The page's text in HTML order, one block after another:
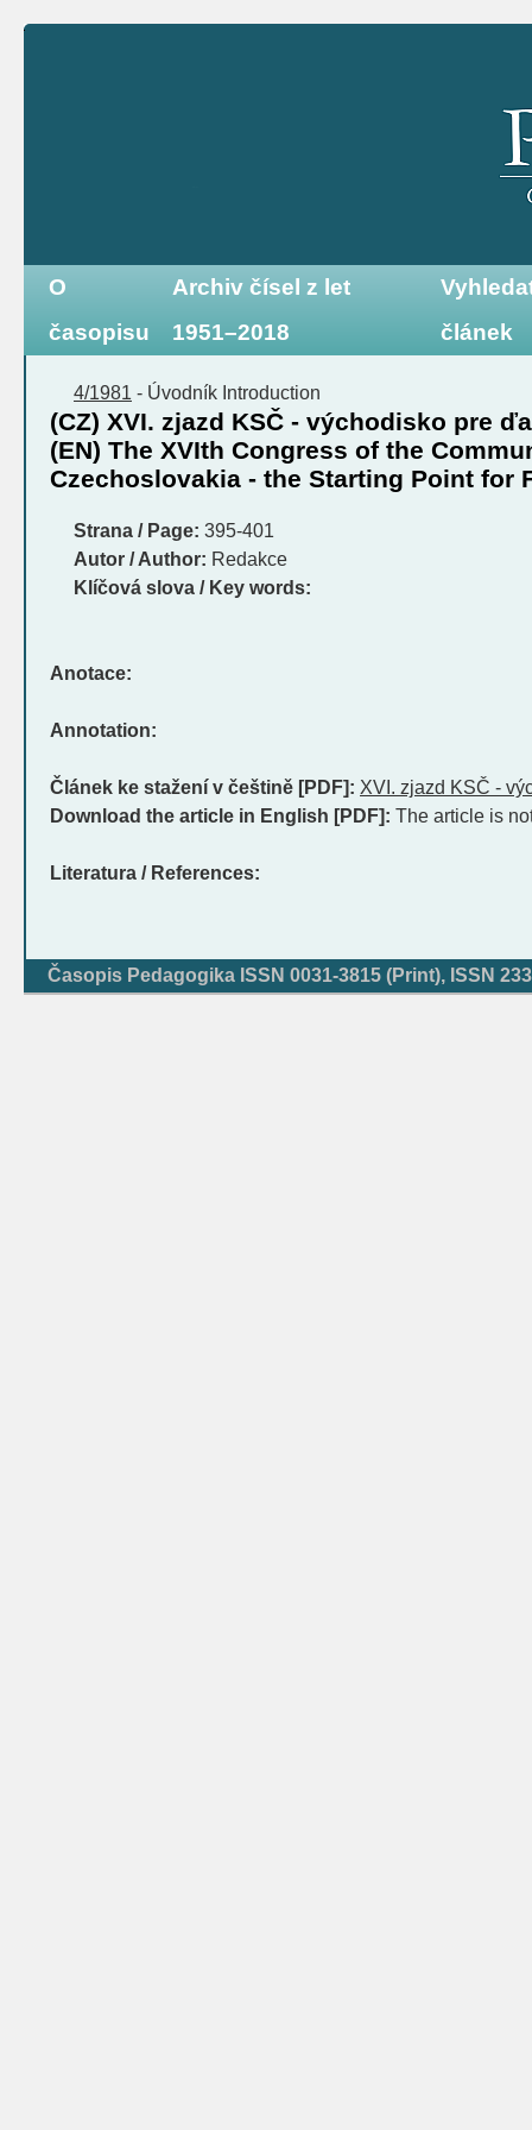
O
časopisu
Archiv čísel z let
1951–2018
článek
4/1981 - Úvodník Introduction
(CZ) XVI. zjazd KSČ - východisko pre
(EN) The XVIth Congress of the
Czechoslovakia - the Starting Point for
Strana / Page: 395-401
Autor / Author: Redakce
Klíčová slova / Key words:
Anotace:
Annotation:
Článek ke stažení v češtině [PDF]: XVI. zjazd KSČ -
Download the article in English [PDF]: The article is
Literatura / References:
Časopis Pedagogika ISSN 0031-3815 (Print), ISSN